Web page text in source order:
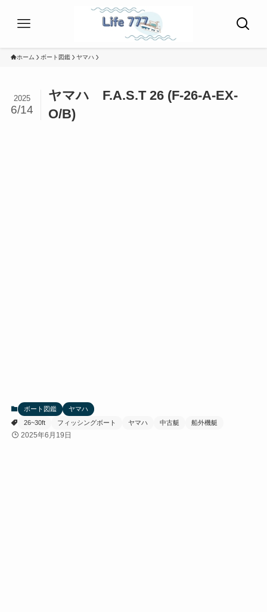
ホーム ボート図鑑 ヤマハ
ヤマハ F.A.S.T 26 (F-26-A-EX-
O/B)
2025
6/14
ボート図鑑
ヤマハ
26~30ft
フィッシングボート ヤマハ 中古艇 船外機艇
2025年6月19日